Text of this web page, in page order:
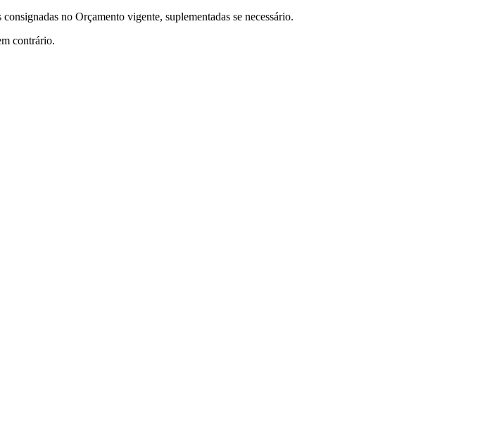
no Orçamento vigente, suplementadas se necessário.
contrário.